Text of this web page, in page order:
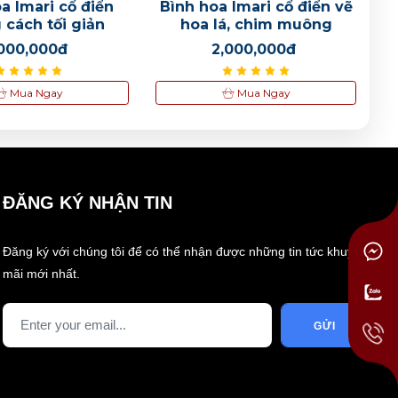
Imari cổ điển
cách tối giản
Mua Ngay
Bình hoa Imari cổ điển vẽ
hoa lá, chim muông
2,000,000đ
Mua Ngay
ĐĂNG KÝ NHẬN TIN
Đăng ký với chúng tôi để có thể nhận được những tin tức khuyến
mãi mới nhất.
GỬI